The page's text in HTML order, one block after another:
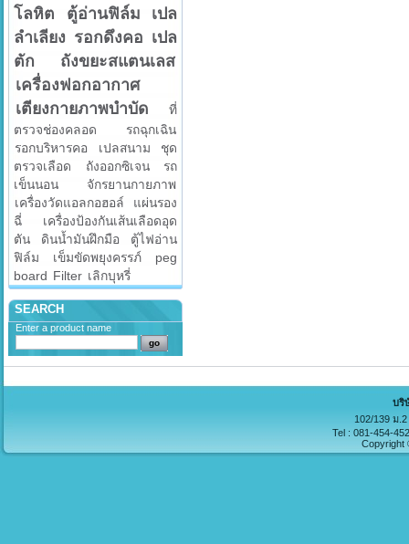
โลหิต
ตู้อ่านฟิล์ม
เปล
ลำเลียง รอกดึงคอ เปล
ตัก
ถังขยะสแตนเลส
เครื่องฟอกอากาศ
เตียงกายภาพบำบัด
ที่
ตรวจช่องคลอด
รถฉุกเฉิน
รอกบริหารคอ
เปลสนาม
ชุด
ตรวจเลือด
ถังออกซิเจน
รถ
เข็นนอน
จักรยานกายภาพ
เครื่องวัดแอลกอฮอล์
แผ่นรอง
ฉี่
เครื่องป้องกันเส้นเลือดอุด
ตัน
ดินน้ำมันฝึกมือ
ตู้ไฟอ่าน
ฟิล์ม
เข็มขัดพยุงครรภ์
peg
board Filter เลิกบุหรี่
SEARCH
Enter a product name
บริ
102/139 ม
Tel : 081-454-
Copyright